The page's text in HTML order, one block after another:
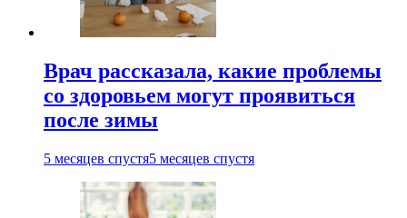
Врач рассказала, какие проблемы
со здоровьем могут проявиться
после зимы
5 месяцев спустя5 месяцев спустя